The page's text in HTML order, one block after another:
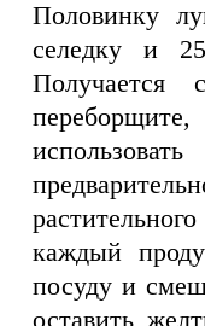
Половинку
селедку и
Получается
каждый
посуду и
оставить